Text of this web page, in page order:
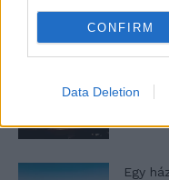
CONFIRM
Data Deletion
10
a
Egy